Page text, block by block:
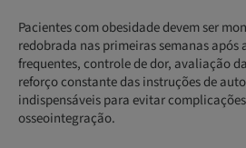
Pacientes com obesidade devem ser
redobrada nas primeiras semanas
frequentes, controle de dor, avaliação
reforço constante das instruções de
indispensáveis para evitar
osseointegração.